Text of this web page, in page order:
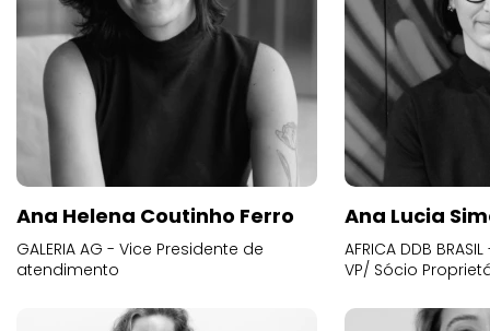
Ana Helena Coutinho Ferro
GALERIA AG - Vice Presidente de
atendimento
Ana Lucia
AFRICA DDB
VP/ Sócio